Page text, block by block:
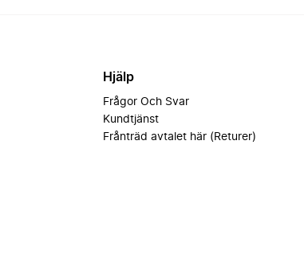
Hjälp
Frågor Och Svar
Kundtjänst
Frånträd avtalet här (Returer)